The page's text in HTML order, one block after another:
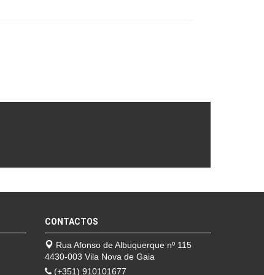
CONTACTOS
Rua Afonso de Albuquerque nº 115
4430-003 Vila Nova de Gaia
(+351) 910101677